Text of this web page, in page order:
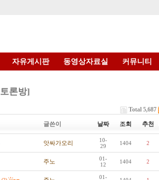
자유게시판 동영상자료실 커뮤니티
론방]
Total 5,687
글쓴이 날짜 조회 추천
앗싸가오리
10-
29
1404 2
주노
01-
12
1404 2
01-